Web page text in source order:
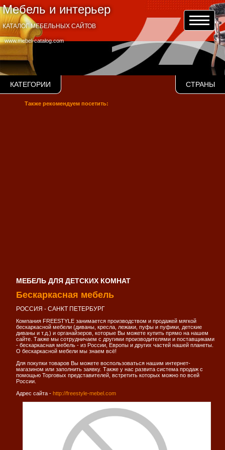
Мебель и интерьер
www.mebel-catalog.com
КАТАЛОГ МЕБЕЛЬНЫХ САЙТОВ
КАТЕГОРИИ СТРАНЫ
Также рекомендуем посетить:
МЕБЕЛЬ ДЛЯ ДЕТСКИХ КОМНАТ
Бескаркасная мебель
РОССИЯ - САНКТ ПЕТЕРБУРГ
Компания FREESTYLE занимается производством и продажей мягкой
бескаркасной мебели (диваны, кресла, лежаки, пуфы и пуфики, детские
диваны и т.д.) и органайзеров, которые Вы можете купить прямо на нашем
сайте. Также мы сотрудничаем с другими производителями и поставщиками
- бескаркасная мебель - из России, Европы и других частей нашей планеты.
О бескаркасной мебели мы знаем всё!
Для покупки товаров Вы можете воспользоваться нашим интернет-
магазином или заполнить заявку. Также у нас развита система продаж с
помощью Торговых представителей, встретить которых можно по всей
России.
Адрес сайта - http://freestyle-mebel.com